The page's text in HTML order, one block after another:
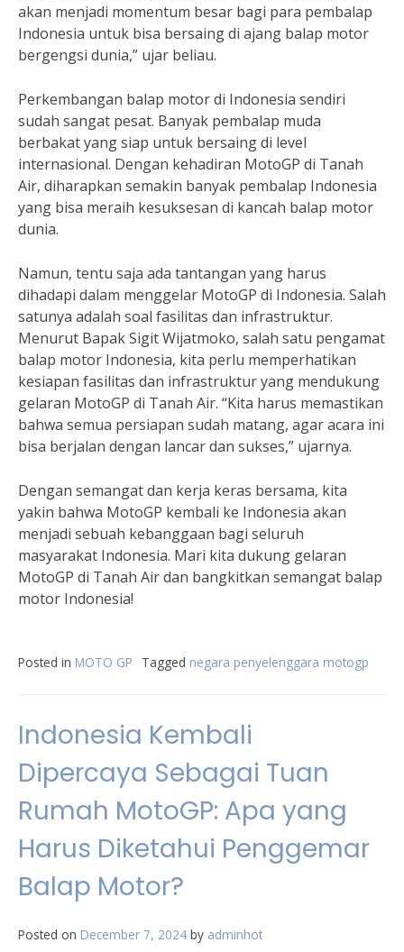
akan menjadi momentum besar bagi para pembalap
Indonesia untuk bisa bersaing di ajang balap motor
bergengsi dunia,” ujar beliau.
Perkembangan balap motor di Indonesia sendiri
sudah sangat pesat. Banyak pembalap muda
berbakat yang siap untuk bersaing di level
internasional. Dengan kehadiran MotoGP di Tanah
Air, diharapkan semakin banyak pembalap Indonesia
yang bisa meraih kesuksesan di kancah balap motor
dunia.
Namun, tentu saja ada tantangan yang harus
dihadapi dalam menggelar MotoGP di Indonesia. Salah
satunya adalah soal fasilitas dan infrastruktur.
Menurut Bapak Sigit Wijatmoko, salah satu pengamat
balap motor Indonesia, kita perlu memperhatikan
kesiapan fasilitas dan infrastruktur yang mendukung
gelaran MotoGP di Tanah Air. “Kita harus memastikan
bahwa semua persiapan sudah matang, agar acara ini
bisa berjalan dengan lancar dan sukses,” ujarnya.
Dengan semangat dan kerja keras bersama, kita
yakin bahwa MotoGP kembali ke Indonesia akan
menjadi sebuah kebanggaan bagi seluruh
masyarakat Indonesia. Mari kita dukung gelaran
MotoGP di Tanah Air dan bangkitkan semangat balap
motor Indonesia!
Posted in MOTO GP Tagged negara penyelenggara motogp
Indonesia Kembali
Dipercaya Sebagai Tuan
Rumah MotoGP: Apa yang
Harus Diketahui Penggemar
Balap Motor?
Posted on December 7, 2024 by adminhot